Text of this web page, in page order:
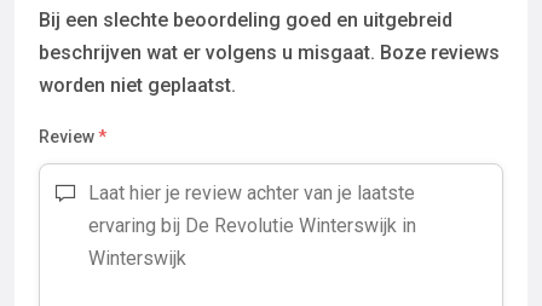
Bij een slechte beoordeling goed en uitgebreid
beschrijven wat er volgens u misgaat. Boze reviews
worden niet geplaatst.
Review*